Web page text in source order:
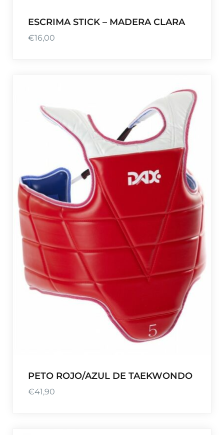
ESCRIMA STICK – MADERA CLARA
€16,00
PETO ROJO/AZUL DE TAEKWONDO
€41,90